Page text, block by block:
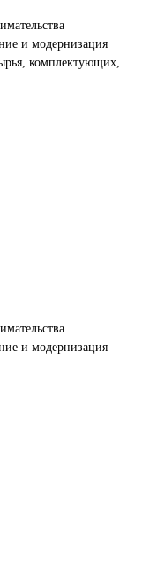
и модернизация
комплектующих,
и модернизация